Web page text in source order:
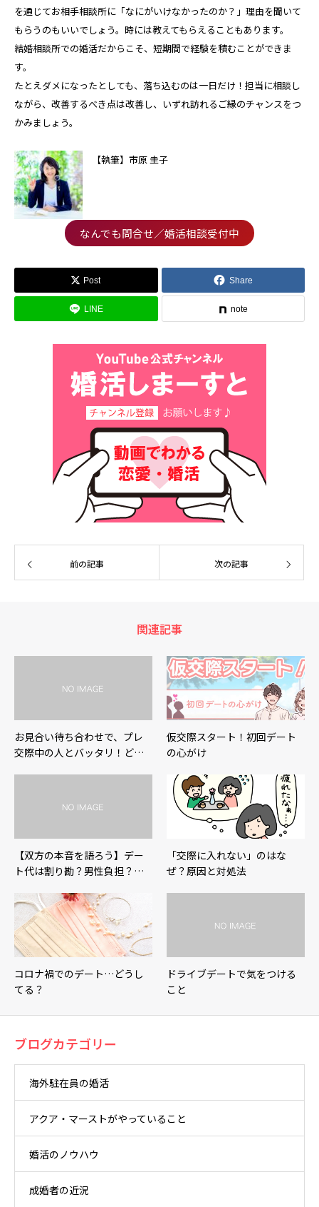
を通じてお相手相談所に「なにがいけなかったのか？」理由を聞いて
もらうのもいいでしょう。時には教えてもらえることもあります。
結婚相談所での婚活だからこそ、短期間で経験を積むことができま
す。
たとえダメになったとしても、落ち込むのは一日だけ！担当に相談し
ながら、改善するべき点は改善し、いずれ訪れるご縁のチャンスをつ
かみましょう。
【執筆】市原 圭子
なんでも問合せ／婚活相談受付中
Post Share
LINE note
前の記事 次の記事
関連記事
お見合い待ち合わせで、プレ
交際中の人とバッタリ！ど…
仮交際スタート！初回デート
の心がけ
【双方の本音を語ろう】デー
ト代は割り勘？男性負担？…
「交際に入れない」のはな
ぜ？原因と対処法
コロナ禍でのデート…どうし
てる？
ドライブデートで気をつける
こと
ブログカテゴリー
海外駐在員の婚活
アクア・マーストがやっていること
婚活のノウハウ
成婚者の近況